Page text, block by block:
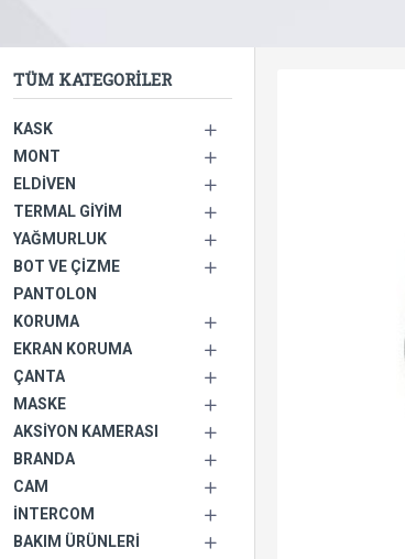
TÜM KATEGORILER
KASK
MONT
ELDIVEN
TERMAL GIYIM
YAĞMURLUK
BOT VE ÇIZME
PANTOLON
KORUMA
EKRAN KORUMA
ÇANTA
MASKE
AKSIYON KAMERASI
BRANDA
CAM
İNTERCOM
BAKIM ÜRÜNLERI